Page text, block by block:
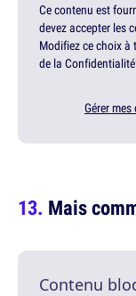
Ce contenu est
devez accepter les
Modifiez ce choix à
de la
Gérer
Mais
Contenu